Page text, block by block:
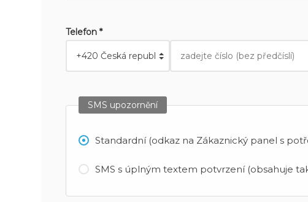
Telefon *
SMS upozornění
Standardní (odkaz na Zákaznický panel s
SMS s úplným textem potvrzení (obsahuje